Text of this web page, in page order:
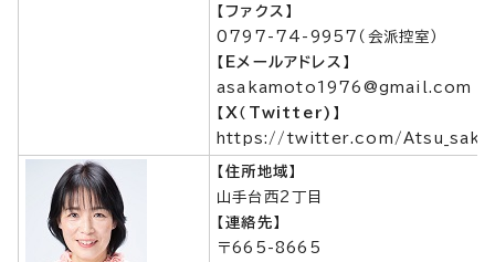
【ファクス】
0797-74-9957（会派控室）
【Eメールアドレス】
asakamoto1976@gmail.com
【X（Twitter)】
https://twitter.com/
【住所地域】
山手台西2丁目
【連絡先】
〒665-8665